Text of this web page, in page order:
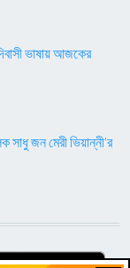
ভাষায় আজকের
সাধু জন মেরী ভিয়ান্নী’র